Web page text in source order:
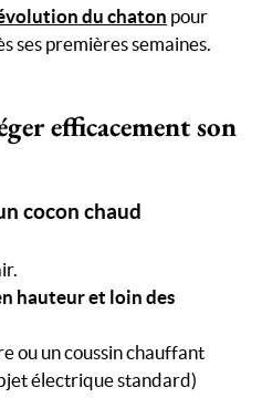
du chaton pour
ses premières semaines.
efficacement son
cocon chaud
hauteur et loin des
ou un coussin chauffant
électrique standard)